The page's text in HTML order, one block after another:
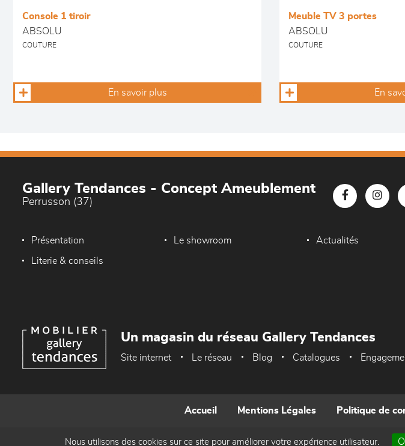
Console 1 tiroir
ABSOLU
COUTURE
En savoir plus
Meuble TV 3 portes
ABSOLU
COUTURE
En
Gallery Tendances - Concept Ameublement
Perrusson (37)
Présentation Le showroom Actualités
Literie & conseils
Un magasin du réseau Gallery Tendances
Site internet Le réseau Blog Catalogues
Accueil Mentions Légales Politique de
Réalisé par
Nous utilisons des cookies sur ce site pour améliorer votre expérience utilisateur.